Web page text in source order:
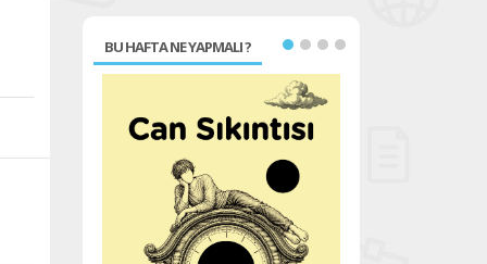
BU HAFTA NE YAPMALI ?